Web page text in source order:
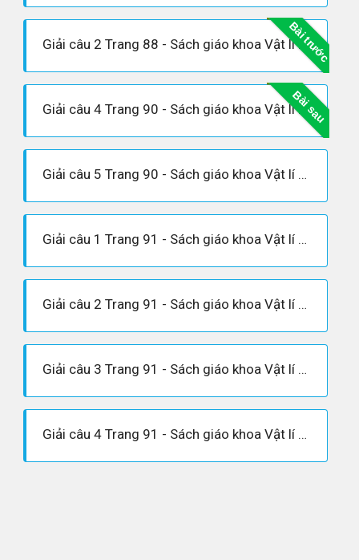
Bài trước
Giải câu 2 Trang 88 - Sách giáo khoa Vật lí 12
Bài sau
Giải câu 4 Trang 90 - Sách giáo khoa Vật lí 12
Giải câu 5 Trang 90 - Sách giáo khoa Vật lí 12
Giải câu 1 Trang 91 - Sách giáo khoa Vật lí 12
Giải câu 2 Trang 91 - Sách giáo khoa Vật lí 12
Giải câu 3 Trang 91 - Sách giáo khoa Vật lí 12
Giải câu 4 Trang 91 - Sách giáo khoa Vật lí 12